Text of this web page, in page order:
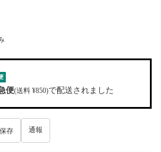
便(送料 ¥850)で配送されました
保存 通報